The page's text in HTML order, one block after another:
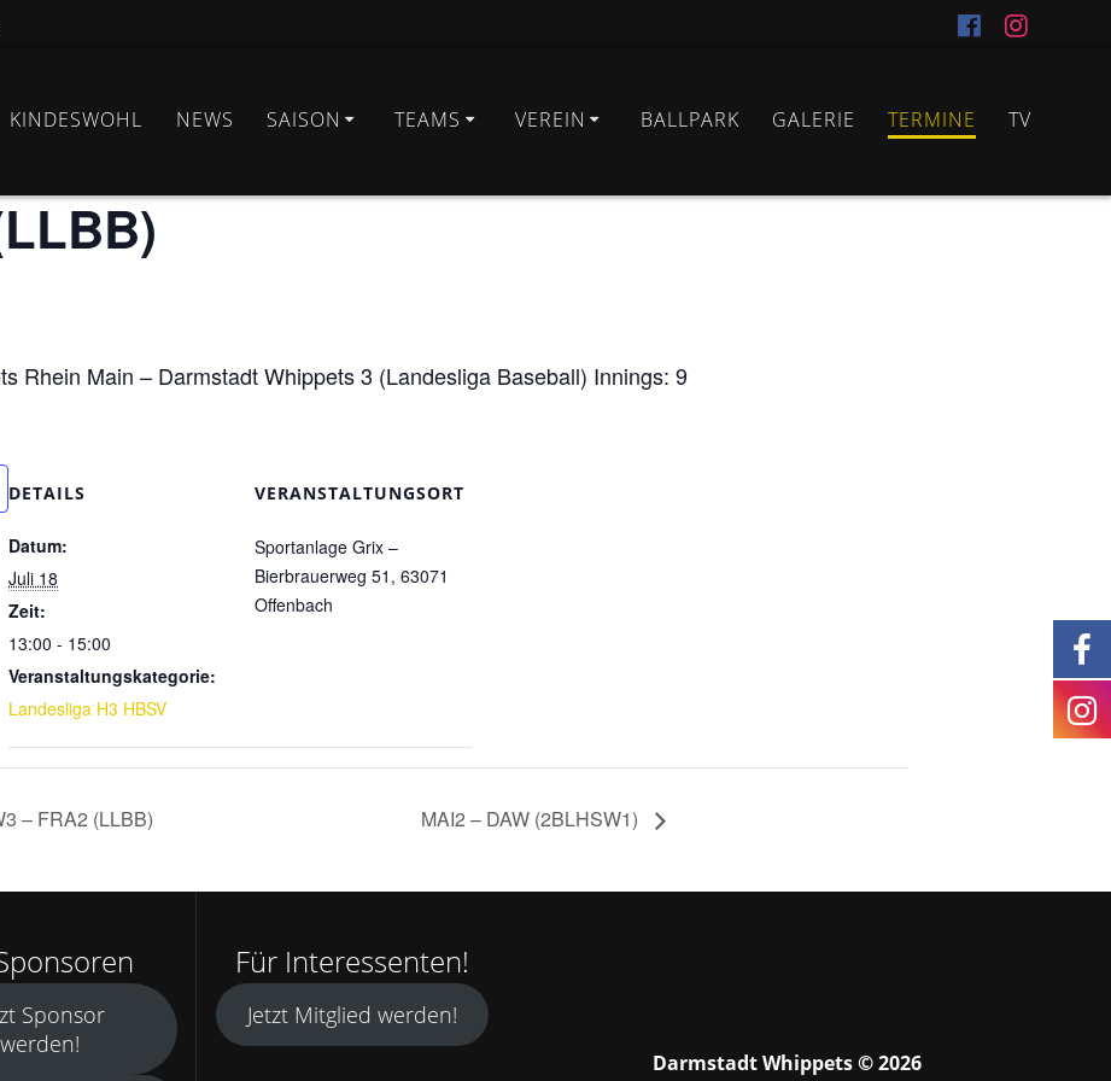
KINDESWOHL NEWS SAISON TEAMS VEREIN BALLPARK GALERIE TERMINE TV
Rhein Main – Darmstadt Whippets 3 (Landesliga Baseball) Innings: 9
DETAILS
Datum:
Juli 18
Zeit:
13:00 - 15:00
Veranstaltungskategorie:
Landesliga H3 HBSV
VERANSTALTUNGSORT
Sportanlage Grix –
Bierbrauerweg 51, 63071
Offenbach
– FRA2 (LLBB) MAI2 – DAW (2BLHSW1)
Sponsor
werden!
Für Interessenten!
Jetzt Mitglied werden!
Darmstadt Whippets © 2026